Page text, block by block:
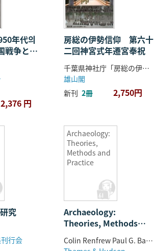
年代의
戦争と
蓄積)
2,376 円
房総の伊勢信仰 第六十
二回神宮式年遷宮奉祝
千葉県神社庁「房総の伊勢信仰」企画委員会 編
雄山閣
新刊 2冊 2,750円
究
行会
Archaeology:
Theories,
Methods and
Practice
Archaeology:
Theories, Methods
and Practice
Colin Renfrew Paul G. Bahn